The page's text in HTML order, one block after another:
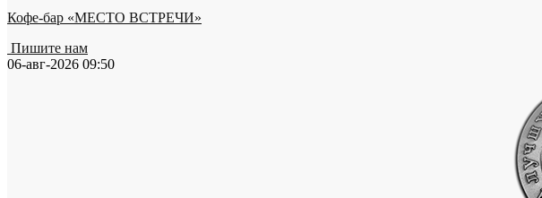
Кофе-бар «МЕСТО ВСТРЕЧИ»
Пишите нам
06-авг-2026 09:50